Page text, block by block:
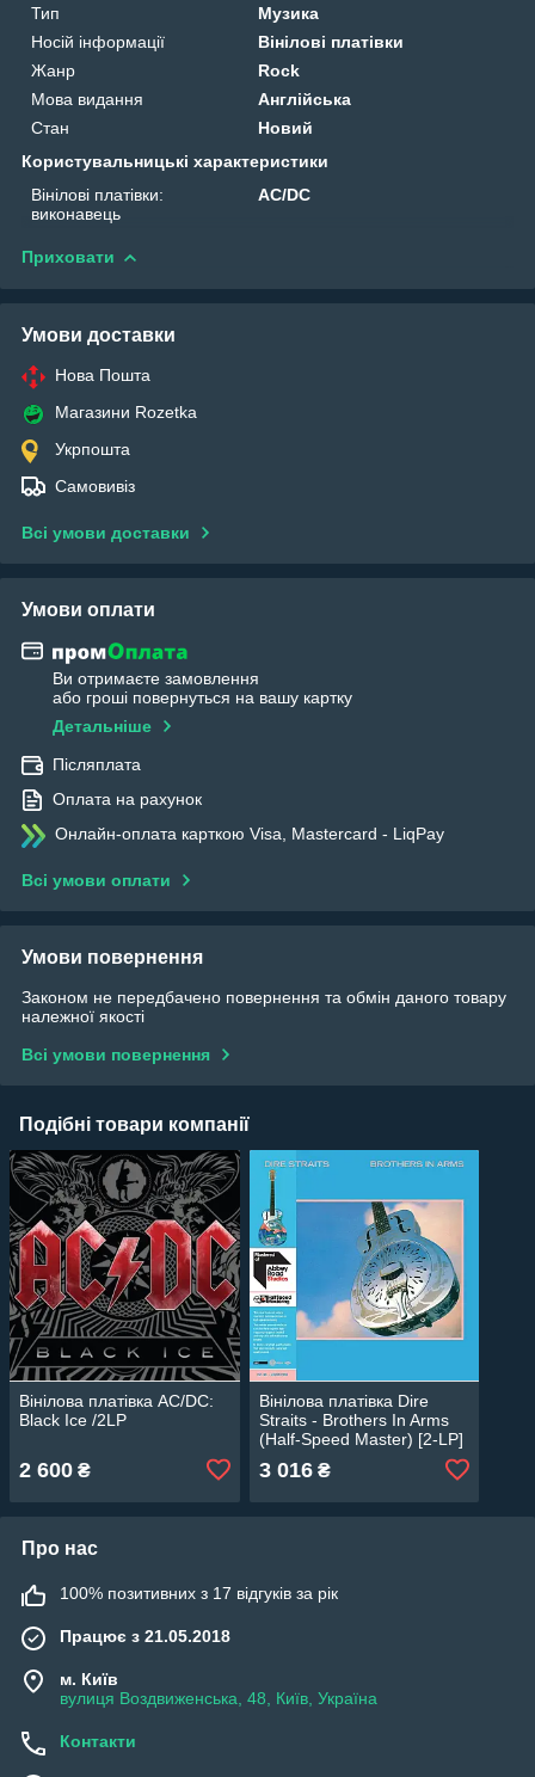
Тип
Музика
Носій інформації
Вінілові платівки
Жанр
Rock
Мова видання
Англійська
Стан
Новий
Користувальницькі характеристики
Вінілові платівки:
виконавець
AC/DC
Приховати
Умови доставки
Нова Пошта
Магазини Rozetka
Укрпошта
Самовивіз
Всі умови доставки
Умови оплати
Ви отримаєте замовлення
або гроші повернуться на вашу картку
Детальніше
Післяплата
Оплата на рахунок
Онлайн-оплата карткою Visa, Mastercard - LiqPay
Всі умови оплати
Умови повернення
Законом не передбачено повернення та обмін даного товару
належної якості
Всі умови повернення
Подібні товари компанії
Вінілова платівка AС/DС:
Black Ice /2LP
2 600 ₴
Вінілова платівка Dire
Straits - Brothers In Arms
(Half-Speed Master) [2-LP]
3 016₴
Про нас
100% позитивних з 17 відгуків за рік
Працює з 21.05.2018
м. Київ
вулиця Воздвиженська, 48, Київ, Україна
Контакти